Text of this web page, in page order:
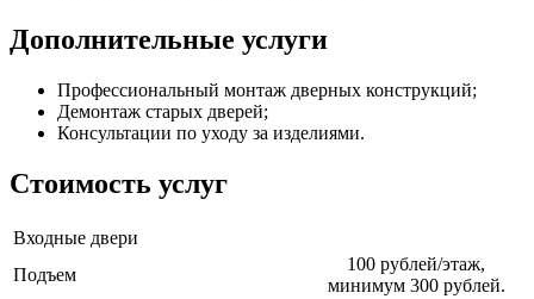
Дополнительные услуги
Профессиональный монтаж дверных конструкций;
Демонтаж старых дверей;
Консультации по уходу за изделиями.
Стоимость услуг
Входные двери
Подъем
100 рублей/этаж,
минимум 300 рублей.